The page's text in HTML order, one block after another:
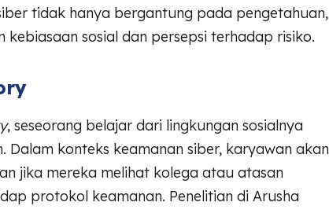
tidak hanya bergantung pada pengetahuan,
sosial dan persepsi terhadap risiko.
, seseorang belajar dari lingkungan sosialnya
Dalam konteks keamanan siber, karyawan akan
jika mereka melihat kolega atau atasan
protokol keamanan. Penelitian di Arusha